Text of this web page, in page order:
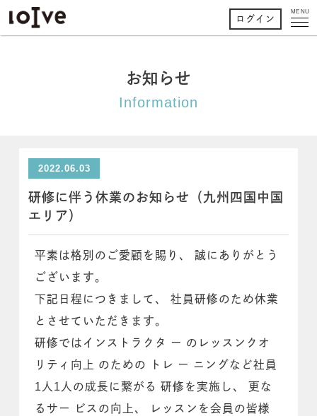
MENU
ログイン
お知らせ
Information
2022.06.03
研修に伴う休業のお知らせ（九州四国中国
エリア）
平素は格別のご愛顧を賜り、 誠にありがとう
ございます。
下記日程につきまして、 社員研修のため休業
とさせていただきます。
研修ではインストラクタ ー のレッスンクオ
リティ向上 のための トレ ー ニングなど社員
1人1人の成長に繋がる 研修を実施し、 更な
るサー ビスの向上、 レッスンを会員の皆様